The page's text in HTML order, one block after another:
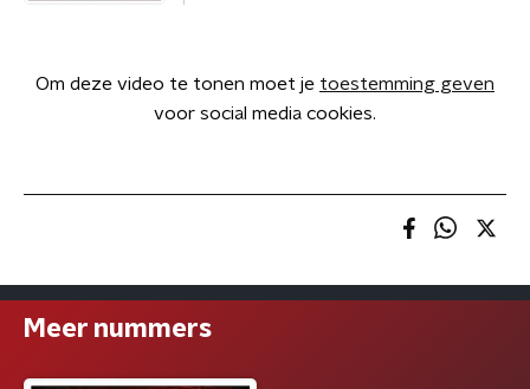
Om deze video te tonen moet je toestemming geven
voor social media cookies.
Meer nummers